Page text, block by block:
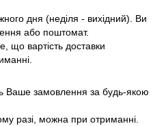
дня (неділя - вихідний). Ви
або поштомат.
що вартість доставки
Ваше замовлення за будь-якою
разі, можна при отриманні.